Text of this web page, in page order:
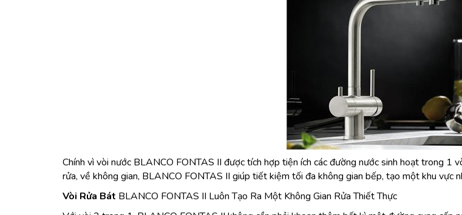
Chính vì vòi nước BLANCO FONTAS II được tích hợp tiện ích các đường nước sinh hoạt trong
rửa, về không gian, BLANCO FONTAS II giúp tiết kiệm tối đa không gian bếp, tạo một khu vực
Vòi Rửa Bát BLANCO FONTAS II Luôn Tạo Ra Một Không Gian Rửa Thiết Thực